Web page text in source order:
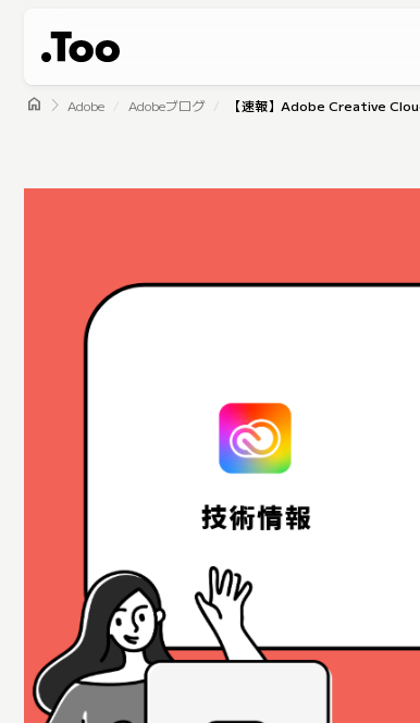
home Adobe Adobeブログ 【速報】Adobe Creative